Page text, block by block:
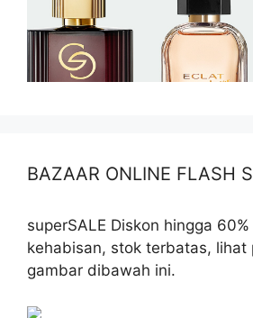
BAZAAR ONLINE FLASH
superSALE Diskon hingga
kehabisan, stok terbatas, lihat
gambar dibawah ini.